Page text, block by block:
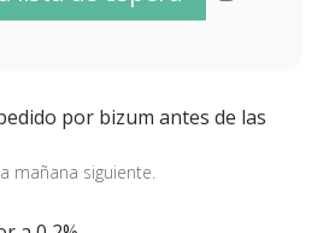
por bizum antes de las
mañana siguiente.